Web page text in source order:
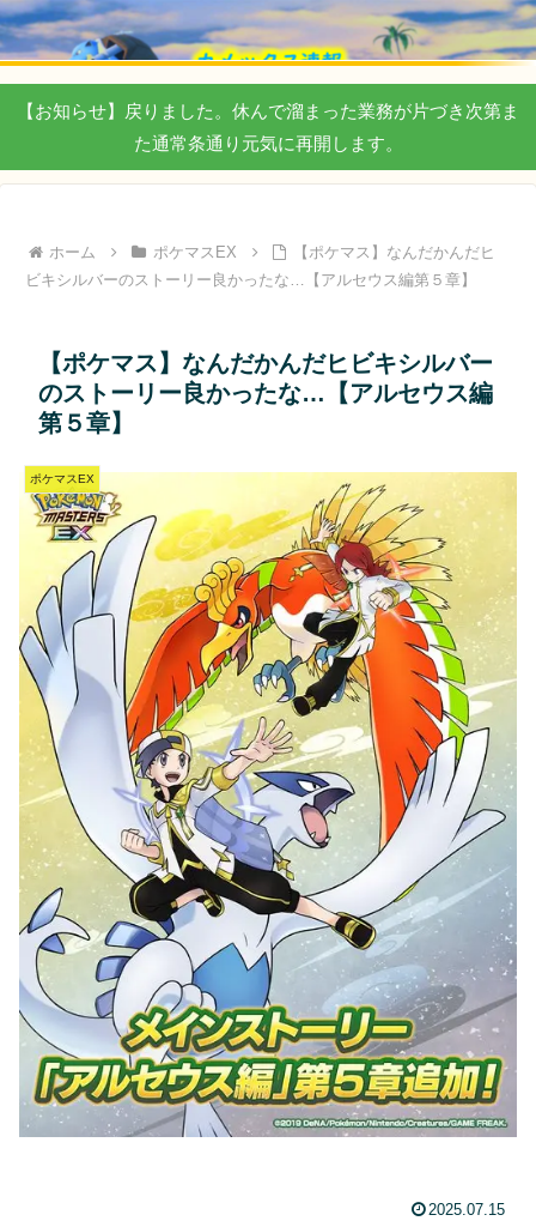
【お知らせ】戻りました。休んで溜まった業務が片づき次第ま
た通常条通り元気に再開します。
ホーム ポケマスEX
【ポケマス】なんだかんだヒ
ビキシルバーのストーリー良かったな…【アルセウス編第５章】
【ポケマス】なんだかんだヒビキシルバー
のストーリー良かったな…【アルセウス編
第５章】
ポケマスEX
2025.07.15